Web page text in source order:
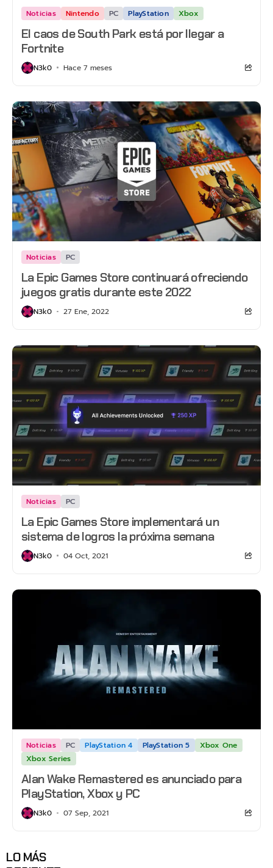
Noticias Nintendo PC PlayStation Xbox
El caos de South Park está por llegar a
Fortnite
N3k0 Hace 7 meses
Noticias PC
La Epic Games Store continuará ofreciendo
juegos gratis durante este 2022
N3k0 27 Ene, 2022
Noticias PC
La Epic Games Store implementará un
sistema de logros la próxima semana
N3k0 04 Oct, 2021
Noticias PC PlayStation 4 PlayStation 5
Xbox One
Xbox Series
Alan Wake Remastered es anunciado para
PlayStation, Xbox y PC
N3k0 07 Sep, 2021
LO MÁS